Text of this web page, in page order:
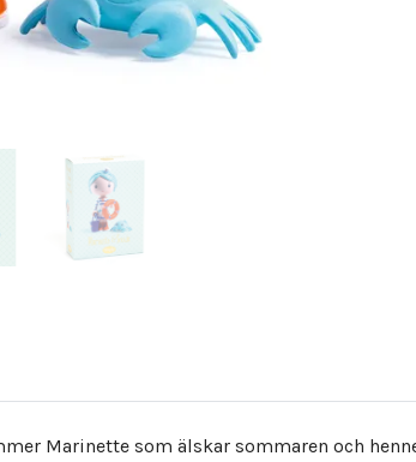
Marinette som älskar sommaren och